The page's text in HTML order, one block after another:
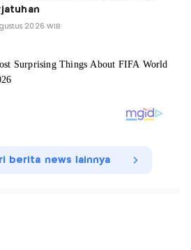
2026 WIB
berita news lainnya